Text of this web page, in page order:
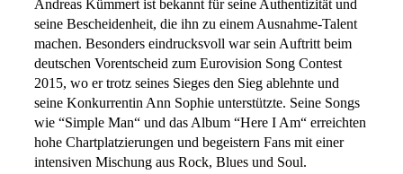
Andreas Kümmert ist bekannt für seine Authentizität und
seine Bescheidenheit, die ihn zu einem Ausnahme-Talent
machen. Besonders eindrucksvoll war sein Auftritt beim
deutschen Vorentscheid zum Eurovision Song Contest
2015, wo er trotz seines Sieges den Sieg ablehnte und
seine Konkurrentin Ann Sophie unterstützte. Seine Songs
wie “Simple Man“ und das Album “Here I Am“ erreichten
hohe Chartplatzierungen und begeistern Fans mit einer
intensiven Mischung aus Rock, Blues und Soul.